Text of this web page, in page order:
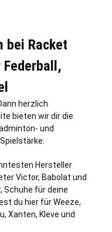
bei Racket
herzlich
bieten wir dir die
und
Hersteller
Victor, Babolat und
Schuhe für deine
du hier für Weeze,
Xanten, Kleve und